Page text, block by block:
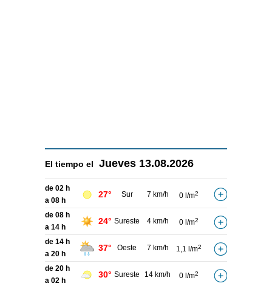
El tiempo el Jueves 13.08.2026
de 02 h
a 08 h
27° Sur 7 km/h 0 l/m2
de 08 h
a 14 h
24° Sureste 4 km/h 0 l/m2
de 14 h
a 20 h
37° Oeste 7 km/h 1,1 l/m2
de 20 h
a 02 h
30° Sureste 14 km/h 0 l/m2